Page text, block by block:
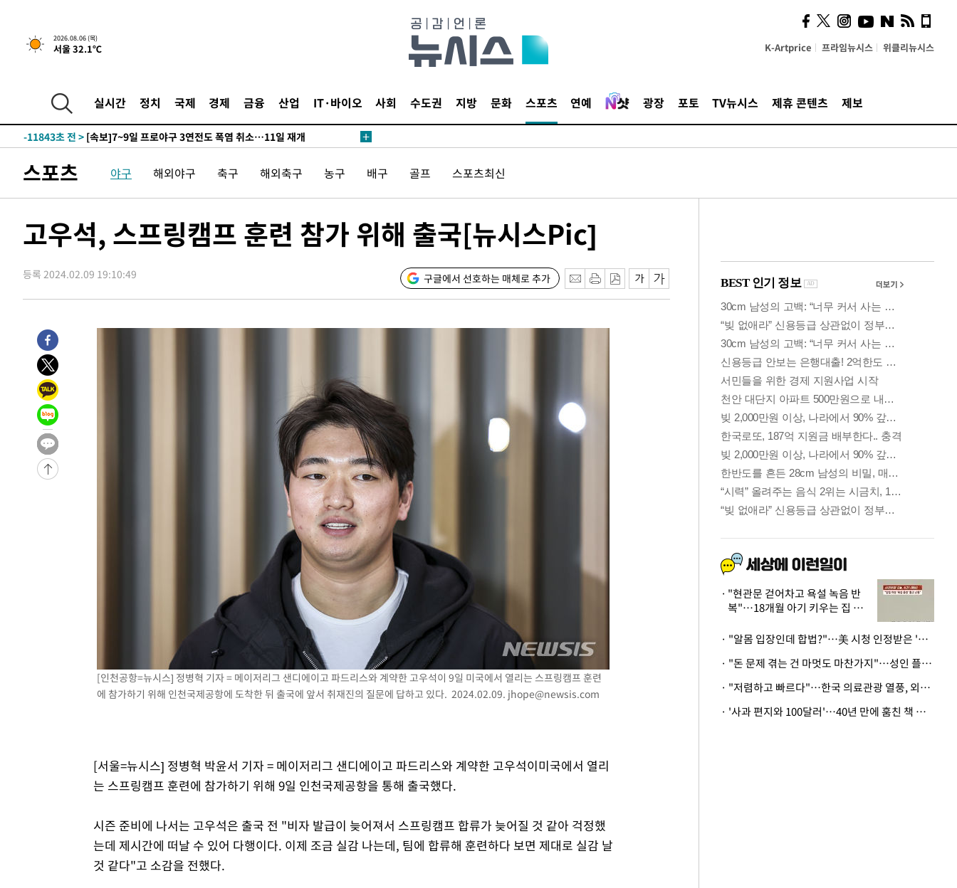
2026.08.06 (목)
서울 32.1℃ K-Artprice 프라임뉴시스 위클리뉴시스
실시간 정치 국제 경제 금융 산업 IT·바이오 사회 수도권 지방 문화 스포츠 연예 광장 포토 TV뉴시스 제휴 콘텐츠 제보
-14904초 전 >[속보]합참 "北 발사체는 단거리탄도미사일…감시·경계태세 강
화"
-14652초 전 >日방위성, 北이 동해로 쏜 발사체는 탄도미사일 가능성
-12488초 전 >
[속보]합참 "북, 동해상으로 미상 발사체 발사"
-11884초 전 >
-11843초 전 > [속보]7~9일 프로야구 3연전도 폭염 취소…11일 재개
-11332초 전 >
'월드컵 탈락 후폭풍' 축구협회…초유의 압수수색에 '충격·당황'
-11172초 전 >서울 낮 37.9도, 올여름 최고치 경신…영등포 순간 '40도'
-6829초 전 >[속보]코스닥, 800p 회복…0.26% 오른 801.67 마감
-6624초 전 >[속보]원·달러 환율, 0.7원 내린 1423.8원 마감
-4223초 전 >"여기 떨어졌다"…다누리, 스페이스X 로켓 달 충돌 흔적 포착
1시간 전 >
1시간 전 >
-31850초 전 >
-30643초 전 >
축구협회, 15년 전 심판 성 접대 파문에 "현재는 내부 지침 준수"
-29328초 전 >
경찰, '홍명보는 2순위' 결론냈던 스포츠윤리센터도 압수수색
-14924초 전 >
[속보]합참 "北 발사체는 단거리탄도미사일…감시·경계태세 강
화"
-14672초 전 >
日방위성, 北이 동해로 쏜 발사체는 탄도미사일 가능성
-13102초 전 >
[속보] SKT, 에이닷 서비스 장애 발생…"원인 파악 중"
'낮 최고 39도' 불볕더위…한밤 열대야도 계속[내일날씨]
[속보]7~9일 프로야구 3연전도 폭염 취소…11일 재개
"韓 외환시장 개입 관측 배경엔 美의 대한국 무역적자 있어"
'월드컵 탈락 후폭풍' 축구협회…초유의 압수수색에 '충격·당황'
서울 낮 37.9도, 올여름 최고치 경신…영등포 순간 '40도'
[속보]종합특검, 대검 추가 압수수색…내란 중요임무종사 혐의
[속보]코스닥, 800p 회복…0.26% 오른 801.67 마감
[속보]코스피, 301.88포인트(4.58%) 내린 6296.38 마감
[속보]원·달러 환율, 0.7원 내린 1423.8원 마감
"여기 떨어졌다"…다누리, 스페이스X 로켓 달 충돌 흔적 포착
스포츠 야구 해외야구 축구 해외축구 농구 배구 골프 스포츠최신
고우석, 스프링캠프 훈련 참가 위해 출국[뉴시스Pic]
등록 2024.02.09 19:10:49 구글에서 선호하는 매체로 추가
[인천공항=뉴시스] 정병혁 기자 = 메이저리그 샌디에이고 파드리스와 계약한 고우석이 9일 미국에서 열리는 스프링캠프 훈련
에 참가하기 위해 인천국제공항에 도착한 뒤 출국에 앞서 취재진의 질문에 답하고 있다. 2024.02.09. jhope@newsis.com
[서울=뉴시스] 정병혁 박윤서 기자 = 메이저리그 샌디에이고 파드리스와 계약한 고우석이미국에서 열리
는 스프링캠프 훈련에 참가하기 위해 9일 인천국제공항을 통해 출국했다.
시즌 준비에 나서는 고우석은 출국 전 "비자 발급이 늦어져서 스프링캠프 합류가 늦어질 것 같아 걱정했
는데 제시간에 떠날 수 있어 다행이다. 이제 조금 실감 나는데, 팀에 합류해 훈련하다 보면 제대로 실감 날
것 같다"고 소감을 전했다.
의견, 국토부·LH에 충실히
전달할 것"
"현관문 걷어차고 욕설 녹음 반
복"…18개월 아기 키우는 집 뒤
· "알몸 입장인데 합법?"…美 시청 인정받은 '누드' 레스토랑 화제
· "돈 문제 겪는 건 마멋도 마찬가지"…성인 플랫폼에 등장한 뜻밖의 스타
· "저렴하고 빠르다"…한국 의료관광 열풍, 외신도 주목
· '사과 편지와 100달러'…40년 만에 훔친 책 돌려준 美 절도범